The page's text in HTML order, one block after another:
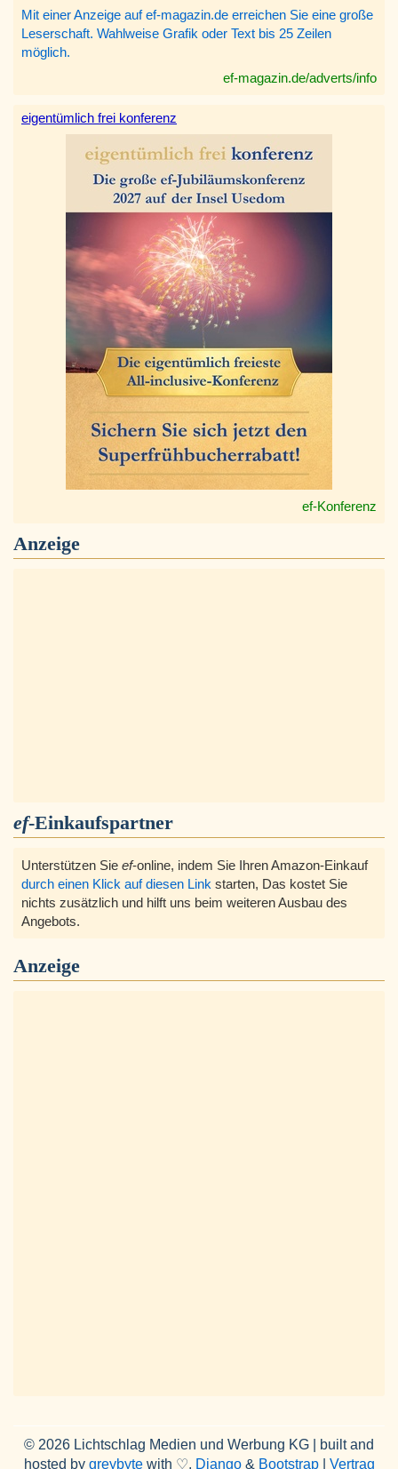
Mit einer Anzeige auf ef-magazin.de erreichen Sie eine große
Leserschaft. Wahlweise Grafik oder Text bis 25 Zeilen
möglich.
ef-magazin.de/adverts/info
eigentümlich frei konferenz
ef-Konferenz
Anzeige
ef-Einkaufspartner
Unterstützen Sie ef-online, indem Sie Ihren Amazon-Einkauf
durch einen Klick auf diesen Link starten, Das kostet Sie
nichts zusätzlich und hilft uns beim weiteren Ausbau des
Angebots.
Anzeige
© 2026 Lichtschlag Medien und Werbung KG | built and
hosted by greybytewith ♡, Django& Bootstrap| Vertrag